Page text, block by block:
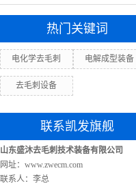
热门关键词
电化学去毛刺 电解成型装备
去毛刺设备
联系凯发旗舰
山东盛沐去毛刺技术装备有限公司
网址：www.zwecm.com
联系人：李总